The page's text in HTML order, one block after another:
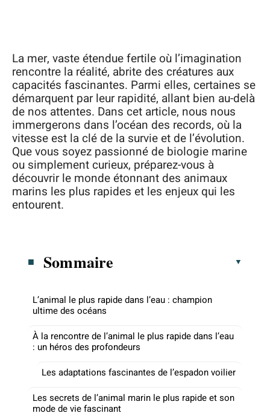
La mer, vaste étendue fertile où l’imagination
rencontre la réalité, abrite des créatures aux
capacités fascinantes. Parmi elles, certaines se
démarquent par leur rapidité, allant bien au-delà
de nos attentes. Dans cet article, nous nous
immergerons dans l’océan des records, où la
vitesse est la clé de la survie et de l’évolution.
Que vous soyez passionné de biologie marine
ou simplement curieux, préparez-vous à
découvrir le monde étonnant des animaux
marins les plus rapides et les enjeux qui les
entourent.
Sommaire
L’animal le plus rapide dans l’eau : champion
ultime des océans
À la rencontre de l’animal le plus rapide dans l’eau
: un héros des profondeurs
Les adaptations fascinantes de l’espadon voilier
Les secrets de l’animal marin le plus rapide et son
mode de vie fascinant